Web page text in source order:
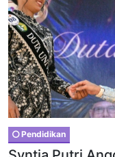
Pendidikan